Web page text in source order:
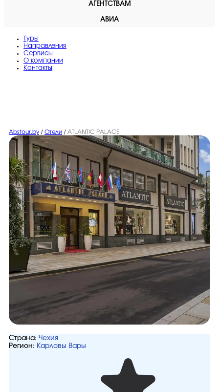
АГЕНТСТВАМ
АВИА
Туры
Направления
Сервисы
O компании
Контакты
Abstour.by / Отели / ATLANTIC PALACE
Страна: Чехия
Регион: Карловы Вары